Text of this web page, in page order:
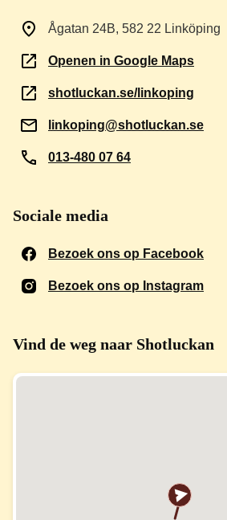
Ågatan 24B, 582 22 Linköping
Openen in Google Maps
shotluckan.se/linkoping
linkoping@shotluckan.se
013-480 07 64
Sociale media
Bezoek ons op Facebook
Bezoek ons op Instagram
Vind de weg naar Shotluckan